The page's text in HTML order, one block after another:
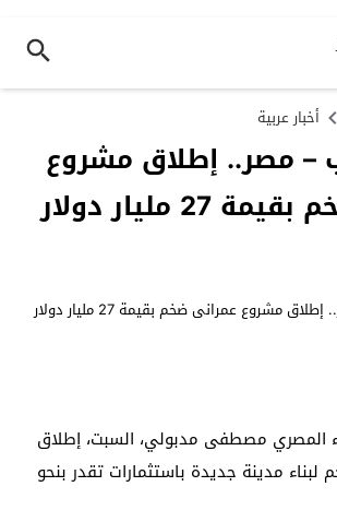
أخبار عربية
– مصر.. إطلاق مشروع
27 مليار دولار
المصري مصطفى مدبولي، السبت، إطلاق
مدينة جديدة باستثمارات تقدر بنحو